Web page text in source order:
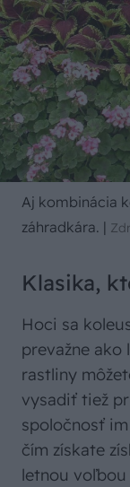
Aj kombinácia
záhradkára. |
Klasika,
Hoci sa
prevažne
rastliny
vysadiť tiež
spoločnosť
čím získate
letnou voľbou